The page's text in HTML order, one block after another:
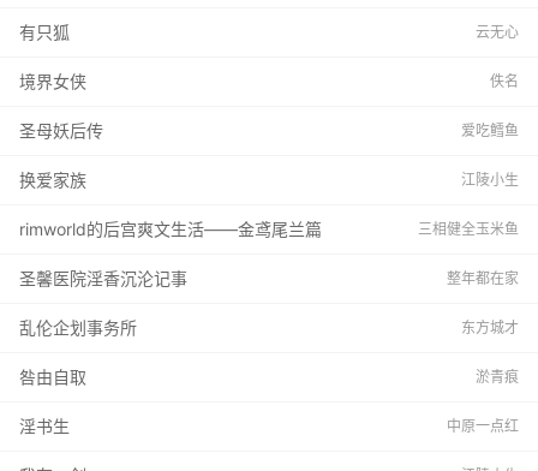
有只狐 云无心
境界女侠 佚名
圣母妖后传 爱吃鳕鱼
换爱家族 江陵小生
rimworld的后宫爽文生活——金鸢尾兰篇 三相健全玉米鱼
圣馨医院淫香沉沦记事 整年都在家
乱伦企划事务所 东方城才
咎由自取 淤青痕
淫书生 中原一点红